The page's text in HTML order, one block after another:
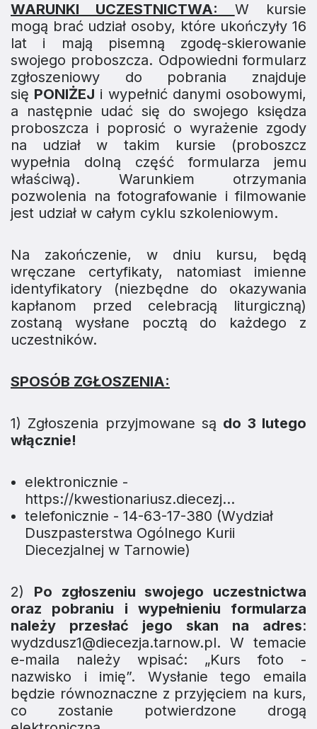
WARUNKI UCZESTNICTWA: W kursie
mogą brać udział osoby, które ukończyły 16
lat i mają pisemną zgodę-skierowanie
swojego proboszcza. Odpowiedni formularz
zgłoszeniowy do pobrania znajduje
się PONIŻEJ i wypełnić danymi osobowymi,
a następnie udać się do swojego księdza
proboszcza i poprosić o wyrażenie zgody
na udział w takim kursie (proboszcz
wypełnia dolną część formularza jemu
właściwą). Warunkiem otrzymania
pozwolenia na fotografowanie i filmowanie
jest udział w całym cyklu szkoleniowym.
Na zakończenie, w dniu kursu, będą
wręczane certyfikaty, natomiast imienne
identyfikatory (niezbędne do okazywania
kapłanom przed celebracją liturgiczną)
zostaną wysłane pocztą do każdego z
uczestników.
SPOSÓB ZGŁOSZENIA:
1) Zgłoszenia przyjmowane są do 3 lutego
włącznie!
elektronicznie -
https://kwestionariusz.diecezj...
telefonicznie - 14-63-17-380 (Wydział
Duszpasterstwa Ogólnego Kurii
Diecezjalnej w Tarnowie)
2) Po zgłoszeniu swojego uczestnictwa
oraz pobraniu i wypełnieniu formularza
należy przesłać jego skan na adres:
wydzdusz1@diecezja.tarnow.pl. W temacie
e-maila należy wpisać: „Kurs foto -
nazwisko i imię”. Wysłanie tego emaila
będzie równoznaczne z przyjęciem na kurs,
co zostanie potwierdzone drogą